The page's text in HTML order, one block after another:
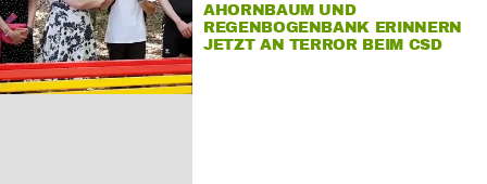
AHORNBAUM UND
REGENBOGENBANK ERINNERN
JETZT AN TERROR BEIM CSD